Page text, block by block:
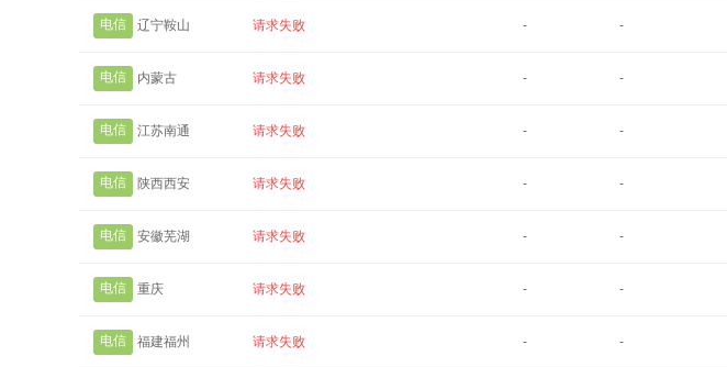
电信 辽宁鞍山 请求失败 - -
电信 内蒙古 请求失败 - -
电信 江苏南通 请求失败 - -
电信 陕西西安 请求失败 - -
电信 安徽芜湖 请求失败 - -
电信 重庆 请求失败 - -
电信 福建福州 请求失败 - -